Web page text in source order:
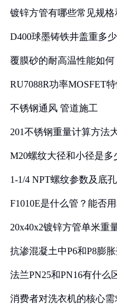
镀锌方管有哪些常见规格
D400球墨铸铁井盖重多少
覆膜砂的耐高温性能如何
RU7088R功率MOSFET
不锈钢通风 管道施工
201不锈钢重量计算方法
M20螺纹大径和小径是多
1-1/4 NPT螺纹参数及底
F1010E是什么管？能否
20x40x2镀锌方管单米重
抗渗混凝土中P6和P8膨
法兰PN25和PN16有什么
消费者对洗衣机的核心